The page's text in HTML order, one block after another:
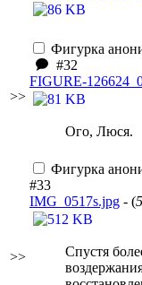
>>
Фигурка
#32
FIGURE-
Ого, Люся.
>>
Фигурка
#33
IMG_0517s.jpg - (
Спустя